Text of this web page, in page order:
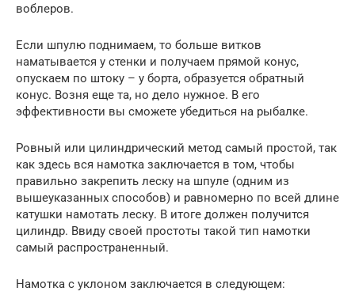
воблеров.
Если шпулю поднимаем, то больше витков
наматывается у стенки и получаем прямой конус,
опускаем по штоку – у борта, образуется обратный
конус. Возня еще та, но дело нужное. В его
эффективности вы сможете убедиться на рыбалке.
Ровный или цилиндрический метод самый простой, так
как здесь вся намотка заключается в том, чтобы
правильно закрепить леску на шпуле (одним из
вышеуказанных способов) и равномерно по всей длине
катушки намотать леску. В итоге должен получится
цилиндр. Ввиду своей простоты такой тип намотки
самый распространенный.
Намотка с уклоном заключается в следующем: